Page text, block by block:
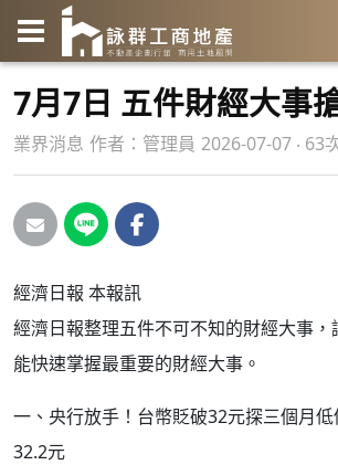
7月7日 五件財經大事
業界消息 作者： 管理員 2026-07-07 ‧ 63
經濟日報 本報訊
經濟日報整理五件不可不知的財經大事，
能快速掌握最重要的財經大事。
一、央行放手！台幣貶破32元探三個月
32.2元